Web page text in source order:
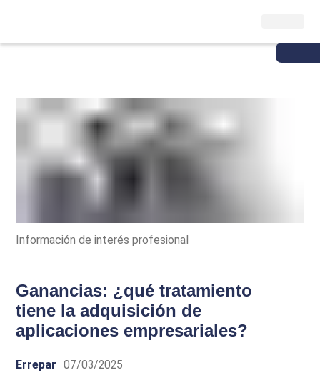
Información de interés profesional
Ganancias: ¿qué tratamiento
tiene la adquisición de
aplicaciones empresariales?
Errepar 07/03/2025